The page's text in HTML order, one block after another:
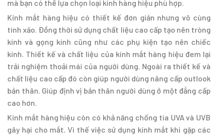
mà bạn có thể lựa chọn loại kính hàng hiệu phù hợp.
Kính mắt hàng hiệu có thiết kế đơn giản nhưng vô cùng
tinh xảo. Đồng thời sử dụng chất liệu cao cấp tạo nên tròng
kính và gọng kính cũng như các phụ kiện tạo nên chiếc
kính. Thiết kế và chất liệu của kính mắt hàng hiệu đem lại
trải nghiệm thoải mái của người dùng. Ngoài ra thiết kế và
chất liệu cao cấp đó còn giúp người dùng nâng cấp outlook
bản thân. Giúp định vị bản thân người dùng ở một đẳng cấp
cao hơn.
Kính mắt hàng hiệu còn có khả năng chống tia UVA và UVB
gây hại cho mắt. Vì thế việc sử dụng kính mắt khi gặp các